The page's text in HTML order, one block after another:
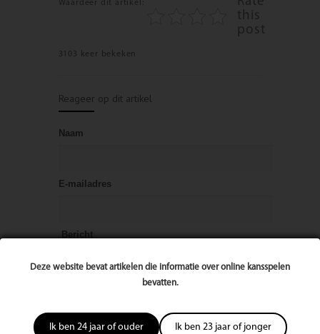
Deze website bevat artikelen die informatie over online kansspelen
bevatten.
Ik ben 24 jaar of ouder Ik ben 23 jaar of jonger
Waardeer dit artikel:
this
post
3103 keer bekeken
Reageer op dit artikel
Naam
E-mailadres
Bericht